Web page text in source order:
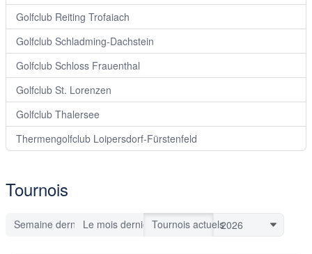
Golfclub Reiting Trofaiach
Golfclub Schladming-Dachstein
Golfclub Schloss Frauenthal
Golfclub St. Lorenzen
Golfclub Thalersee
Thermengolfclub Loipersdorf-Fürstenfeld
Tournois
Semaine dernièreLe mois dernier Tournois actuels